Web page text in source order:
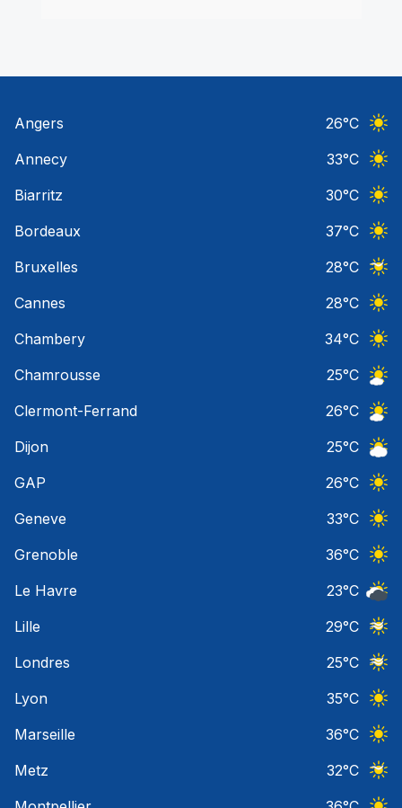
Angers 26°C
Annecy
33°C
Biarritz
30°C
Bordeaux
37°C
Bruxelles
28°C
Cannes
28°C
Chambery
34°C
Chamrousse
25°C
Clermont-Ferrand
26°C
Dijon
25°C
GAP
26°C
Geneve
33°C
Grenoble
36°C
Le Havre
23°C
Lille
29°C
Londres
25°C
Lyon
35°C
Marseille
36°C
Metz
32°C